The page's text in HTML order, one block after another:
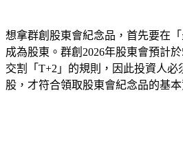
想拿群創股東會紀念品，首先要在
成為股東。群創2026年股東會預計
交割「T+2」的規則，因此投資人必